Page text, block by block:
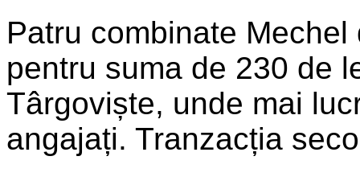
Patru combinate
pentru suma de 230 de
Târgoviște, unde mai
angajați. Tranzacția